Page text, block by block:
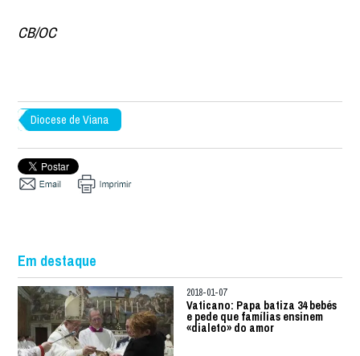
CB/OC
Diocese de Viana
Em destaque
2018-01-07
Vaticano: Papa batiza 34 bebés
e pede que famílias ensinem
«dialeto» do amor